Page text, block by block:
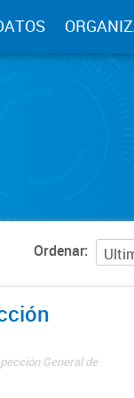
Ordenar
General de